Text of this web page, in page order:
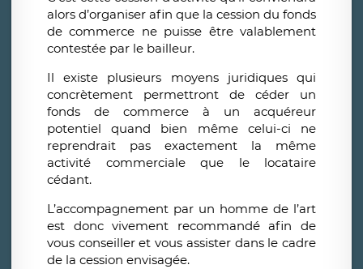
alors d’organiser afin que la cession du fonds
de commerce ne puisse être valablement
contestée par le bailleur.
Il existe plusieurs moyens juridiques qui
concrètement permettront de céder un
fonds de commerce à un acquéreur
potentiel quand bien même celui-ci ne
reprendrait pas exactement la même
activité commerciale que le locataire
cédant.
L’accompagnement par un homme de l’art
est donc vivement recommandé afin de
vous conseiller et vous assister dans le cadre
de la cession envisagée.